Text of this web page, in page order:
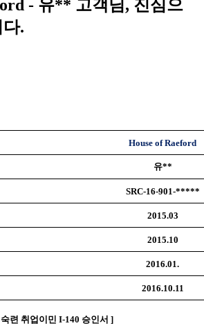
- 유** 고객님, 진심으
.
House of Raeford
유**
SRC-16-901-*****
2015.03
2015.10
2016.01.
2016.10.11
숙련 취업이민 I-140 승인서 ]